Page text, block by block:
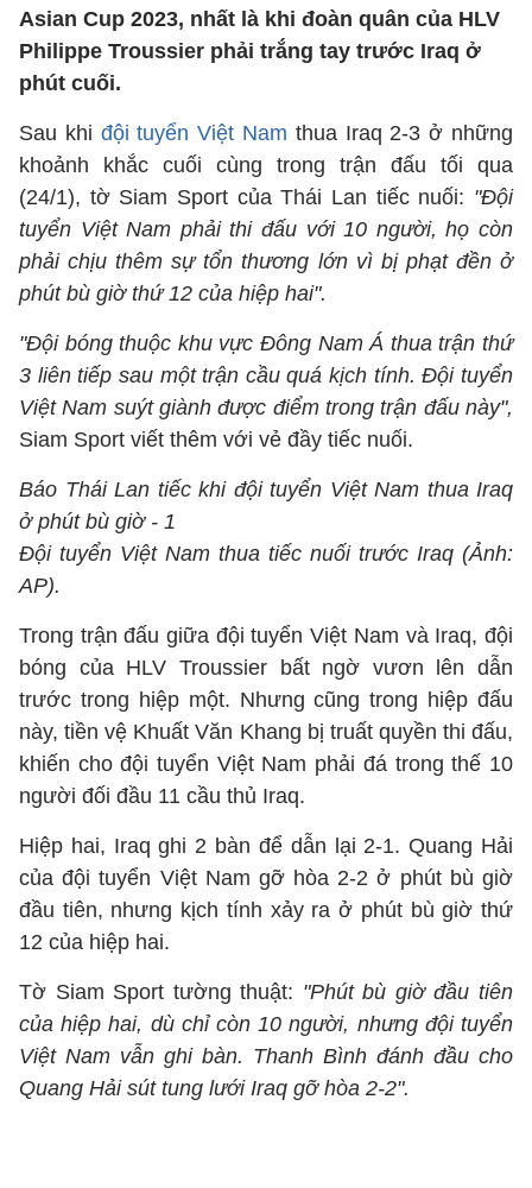
Asian Cup 2023, nhất là khi đoàn quân của HLV
Philippe Troussier phải trắng tay trước Iraq ở
phút cuối.
Sau khi đội tuyển Việt Nam thua Iraq 2-3 ở những
khoảnh khắc cuối cùng trong trận đấu tối qua
(24/1), tờ Siam Sport của Thái Lan tiếc nuối: "Đội
tuyển Việt Nam phải thi đấu với 10 người, họ còn
phải chịu thêm sự tổn thương lớn vì bị phạt đền ở
phút bù giờ thứ 12 của hiệp hai".
"Đội bóng thuộc khu vực Đông Nam Á thua trận thứ
3 liên tiếp sau một trận cầu quá kịch tính. Đội tuyển
Việt Nam suýt giành được điểm trong trận đấu này",
Siam Sport viết thêm với vẻ đầy tiếc nuối.
Báo Thái Lan tiếc khi đội tuyển Việt Nam thua Iraq
ở phút bù giờ - 1
Đội tuyển Việt Nam thua tiếc nuối trước Iraq (Ảnh:
AP).
Trong trận đấu giữa đội tuyển Việt Nam và Iraq, đội
bóng của HLV Troussier bất ngờ vươn lên dẫn
trước trong hiệp một. Nhưng cũng trong hiệp đấu
này, tiền vệ Khuất Văn Khang bị truất quyền thi đấu,
khiến cho đội tuyển Việt Nam phải đá trong thế 10
người đối đầu 11 cầu thủ Iraq.
Hiệp hai, Iraq ghi 2 bàn để dẫn lại 2-1. Quang Hải
của đội tuyển Việt Nam gỡ hòa 2-2 ở phút bù giờ
đầu tiên, nhưng kịch tính xảy ra ở phút bù giờ thứ
12 của hiệp hai.
Tờ Siam Sport tường thuật: "Phút bù giờ đầu tiên
của hiệp hai, dù chỉ còn 10 người, nhưng đội tuyển
Việt Nam vẫn ghi bàn. Thanh Bình đánh đầu cho
Quang Hải sút tung lưới Iraq gỡ hòa 2-2".